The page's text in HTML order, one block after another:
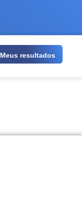
Meus resultados